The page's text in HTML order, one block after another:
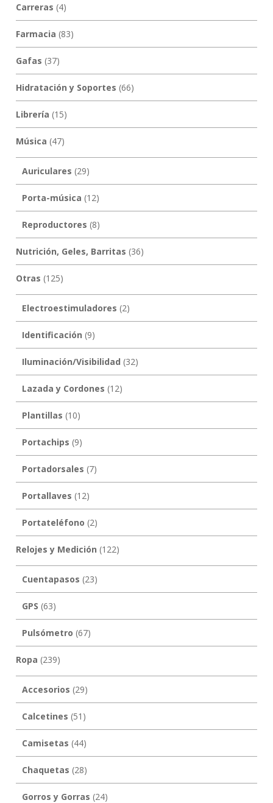
Carreras (4)
Farmacia (83)
Gafas (37)
Hidratación y Soportes (66)
Librería (15)
Música (47)
Auriculares (29)
Porta-música (12)
Reproductores (8)
Nutrición, Geles, Barritas (36)
Otras (125)
Electroestimuladores (2)
Identificación (9)
Iluminación/Visibilidad (32)
Lazada y Cordones (12)
Plantillas (10)
Portachips (9)
Portadorsales (7)
Portallaves (12)
Portateléfono (2)
Relojes y Medición (122)
Cuentapasos (23)
GPS (63)
Pulsómetro (67)
Ropa (239)
Accesorios (29)
Calcetines (51)
Camisetas (44)
Chaquetas (28)
Gorros y Gorras (24)